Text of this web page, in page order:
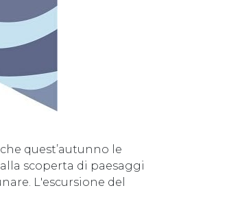
quest’autunno le
scoperta di paesaggi
L'escursione del